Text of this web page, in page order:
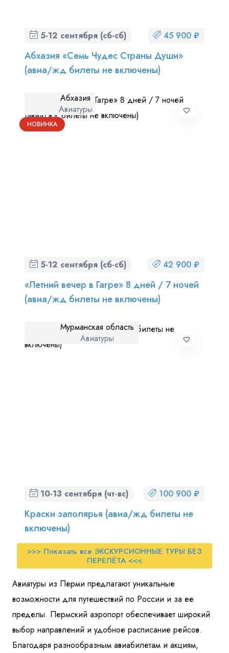
5-12 сентября (сб-сб) 45 900 ₽
Абхазия «Семь Чудес Страны Души»
(авиа/жд билеты не включены)
НОВИНКА
Абхазия
Авиатуры
5-12 сентября (сб-сб) 42 900 ₽
«Летний вечер в Гагре» 8 дней / 7 ночей
(авиа/жд билеты не включены)
Мурманская область
Авиатуры
10-13 сентября (чт-вс) 100 900 ₽
Краски заполярья (авиа/жд билеты не
включены)
>>> Показать все ЭКСКУРСИОННЫЕ ТУРЫ БЕЗ
ПЕРЕЛЁТА <<<
Авиатуры из Перми предлагают уникальные
возможности для путешествий по России и за ее
пределы. Пермский аэропорт обеспечивает широкий
выбор направлений и удобное расписание рейсов.
Благодаря разнообразным авиабилетам и акциям,